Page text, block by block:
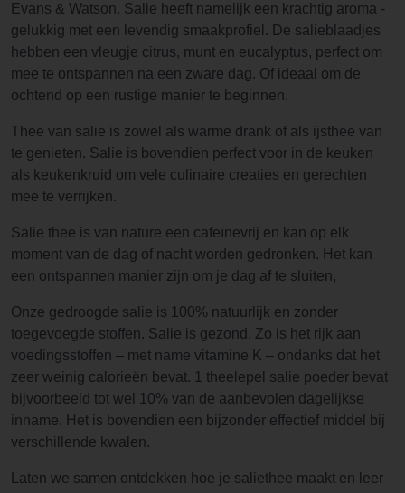
Evans & Watson. Salie heeft namelijk een krachtig aroma -
gelukkig met een levendig smaakprofiel. De salieblaadjes
hebben een vleugje citrus, munt en eucalyptus, perfect om
mee te ontspannen na een zware dag. Of ideaal om de
ochtend op een rustige manier te beginnen.
Thee van salie is zowel als warme drank of als ijsthee van
te genieten. Salie is bovendien perfect voor in de keuken
als keukenkruid om vele culinaire creaties en gerechten
mee te verrijken.
Salie thee is van nature een cafeïnevrij en kan op elk
moment van de dag of nacht worden gedronken. Het kan
een ontspannen manier zijn om je dag af te sluiten,
Onze gedroogde salie is 100% natuurlijk en zonder
toegevoegde stoffen. Salie is gezond. Zo is het rijk aan
voedingsstoffen – met name vitamine K – ondanks dat het
zeer weinig calorieën bevat. 1 theelepel salie poeder bevat
bijvoorbeeld tot wel 10% van de aanbevolen dagelijkse
inname. Het is bovendien een bijzonder effectief middel bij
verschillende kwalen.
Laten we samen ontdekken hoe je saliethee maakt en leer